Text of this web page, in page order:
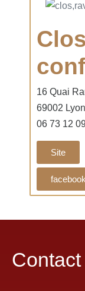
16 Quai
69002 Lyon
06 73 12
Site
facebook
Contact